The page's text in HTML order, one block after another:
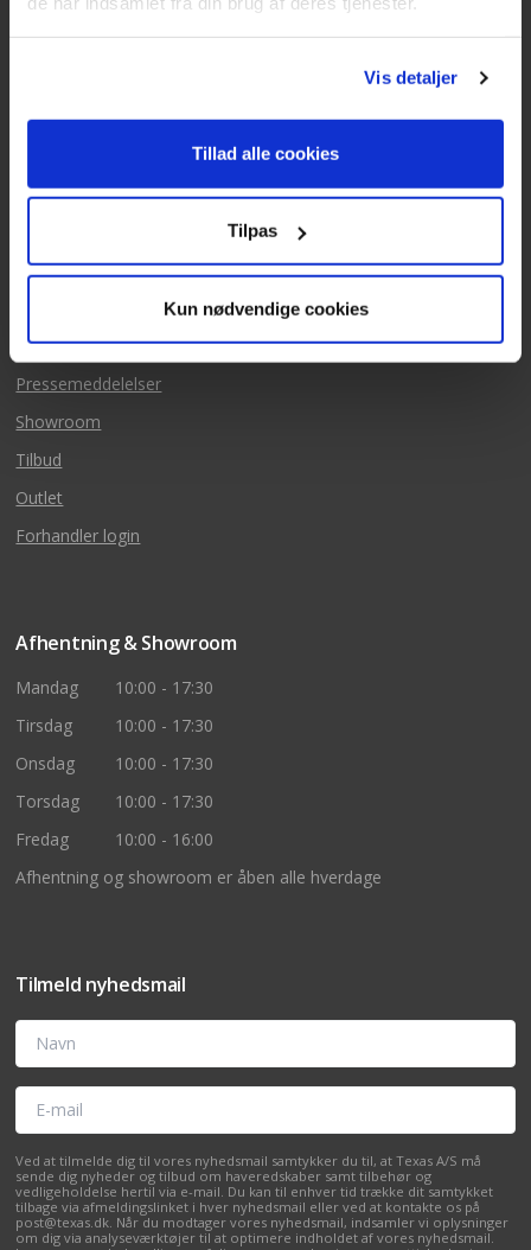
Vis detaljer
Tillad alle cookies
Tilpas
Kun nødvendige cookies
Salgs & leveringsbetingelse
Bestilling & levering
Historie
Pressemeddelelser
Showroom
Tilbud
Outlet
Forhandler login
Afhentning & Showroom
Mandag
10:00 - 17:30
Tirsdag
10:00 - 17:30
Onsdag
10:00 - 17:30
Torsdag
10:00 - 17:30
Fredag
10:00 - 16:00
Afhentning og showroom er åben alle hverdage
Tilmeld nyhedsmail
Navn
E-mail
Ved at tilmelde dig til vores nyhedsmail samtykker du til, at Texas A/S må
sende dig nyheder og tilbud om haveredskaber samt tilbehør og
vedligeholdelse hertil via e-mail. Du kan til enhver tid trække dit samtykket
tilbage via afmeldingslinket i hver nyhedsmail eller ved at kontakte os på
post@texas.dk. Når du modtager vores nyhedsmail, indsamler vi oplysninger
om dig via analyseværktøjer til at optimere indholdet af vores nyhedsmail.